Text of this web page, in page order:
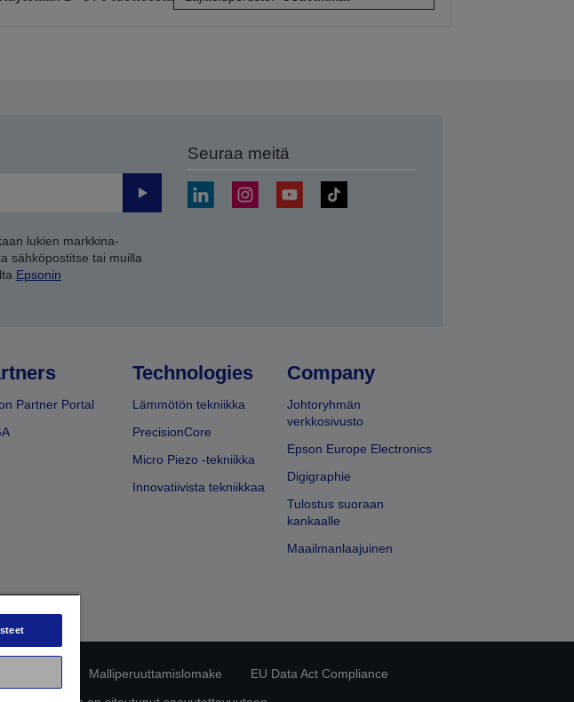
Lähetä
lukien markkina-
sähköpostitse tai muilla
Epsonin
Seuraa meitä
Partner Portal
Technologies
Lämmötön tekniikka
PrecisionCore
Micro Piezo -tekniikka
Innovatiivista tekniikkaa
Company
Johtoryhmän
verkkosivusto
Epson Europe Electronics
Digigraphie
Tulostus suoraan
kankaalle
Maailmanlaajuinen
Malliperuuttamislomake
EU Data Act Compliance